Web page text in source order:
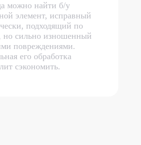
можно найти б/у
элемент, исправный
подходящий по
но сильно изношенный
повреждениями.
его обработка
сэкономить.